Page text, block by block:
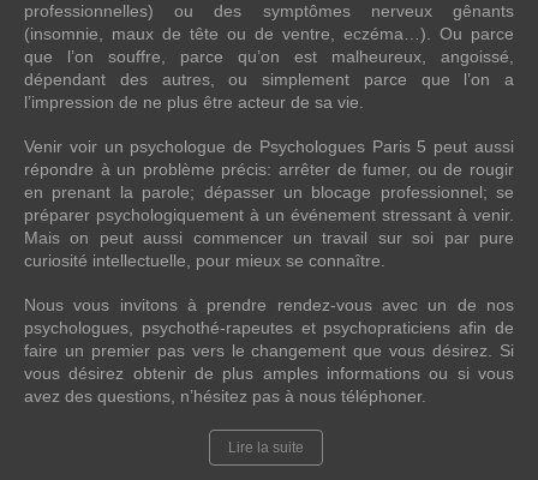
professionnelles) ou des symptômes nerveux gênants
(insomnie, maux de tête ou de ventre, eczéma…). Ou parce
que l’on souffre, parce qu’on est malheureux, angoissé,
dépendant des autres, ou simplement parce que l’on a
l’impression de ne plus être acteur de sa vie.
Venir voir un psychologue de Psychologues Paris 5 peut aussi
répondre à un problème précis: arrêter de fumer, ou de rougir
en prenant la parole; dépasser un blocage professionnel; se
préparer psychologiquement à un événement stressant à venir.
Mais on peut aussi commencer un travail sur soi par pure
curiosité intellectuelle, pour mieux se connaître.
Nous vous invitons à prendre rendez-vous avec un de nos
psychologues, psychothé-rapeutes et psychopraticiens afin de
faire un premier pas vers le changement que vous désirez. Si
vous désirez obtenir de plus amples informations ou si vous
avez des questions, n’hésitez pas à nous téléphoner.
Lire la suite